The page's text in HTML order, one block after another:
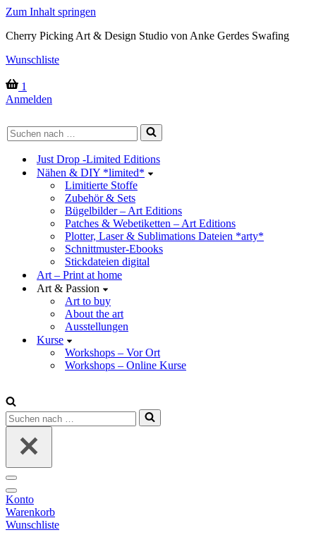
Zum Inhalt springen
Cherry Picking Art & Design Studio von Anke Gerdes Swafing
Wunschliste
Warenkorb
1
Anmelden
Suchen
nach …
Just Drop -Limited Editions
Nähen & DIY *limited*
Limitierte Stoffe
Zubehör & Sets
Bügelbilder – Art Editions
Patches & Webetiketten – Art Editions
Plotter, Laser & Sublimations Dateien *arty*
Schnittmuster-Ebooks
Stickdateien digital
Art – Print at home
Art & Passion
Art to buy
About the art
Ausstellungen
Kurse
Workshops – Vor Ort
Workshops – Online Kurse
Suchen
nach …
Navigations-
Menü
Navigations-
Menü
Konto
Warenkorb
Wunschliste